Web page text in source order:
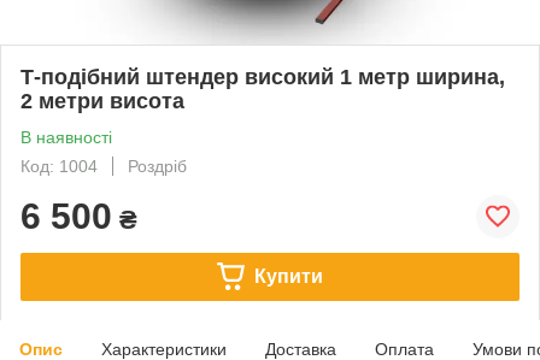
Т-подібний штендер високий 1 метр ширина,
2 метри висота
В наявності
Код: 1004
Роздріб
6 500 ₴
Купити
Опис Характеристики Доставка Оплата Умови